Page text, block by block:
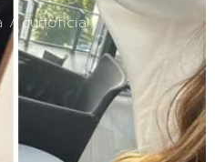
/ cynoficial)